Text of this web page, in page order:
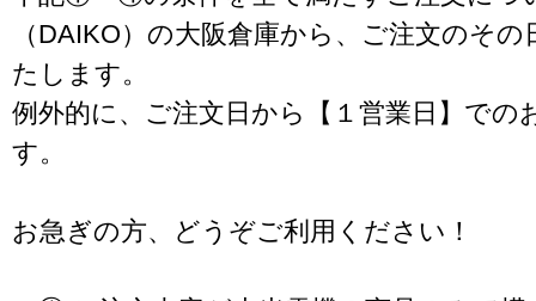
（DAIKO）の大阪倉庫から、ご注文のそ
たします。
例外的に、ご注文日から【１営業日】での
す。
お急ぎの方、どうぞご利用ください！